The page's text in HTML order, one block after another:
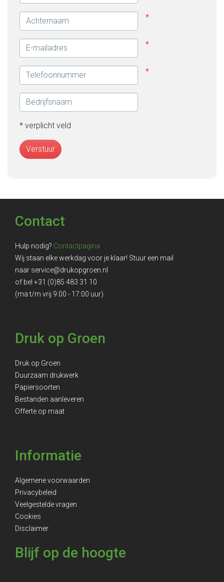
* verplicht veld
Verstuur
Contact
Hulp nodig? Contactpagina
Wij staan elke werkdag voor je klaar! Stuur een mail
naar service@drukopgroen.nl
of bel +31 (0)85 483 31 10
(ma t/m vrij 9:00 - 17:00 uur)
Druk op Groen
Druk op Groen
Duurzaam drukwerk
Papiersoorten
Bestanden aanleveren
Offerte op maat
Informatie
Algemene voorwaarden
Privacybeleid
Veelgestelde vragen
Cookies
Disclaimer
Blijf op de hoogte